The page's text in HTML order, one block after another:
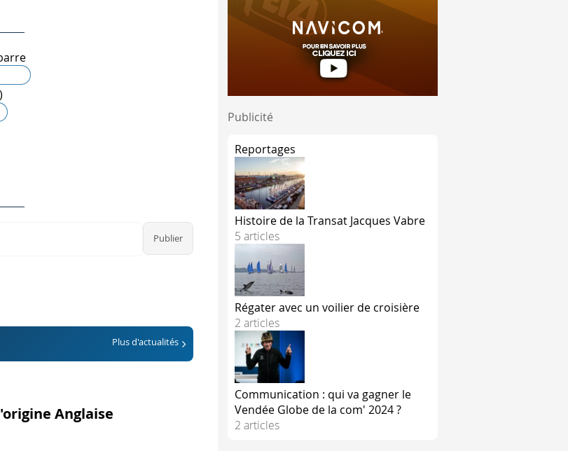
départ à l'aide de pavillons et de signaux sonores, conformément aux "Instructions de Course" (IC),
de départ peut varier. Le plus souvent, c'est un décompte de 5, 6 ou 8 minutes. Cette procédure est
départ, les quatre dernières minutes se déroulent généralement de la même façon. Voyons ensemble la
de la série (classe Figaro par exemple).
course peut hisser le Pavillon Y qui signifie que le port des gilets de flottabilité est OBLIGATOIRE
Z ou Noir + signal sonore court. Le pavillon choisi donne les indications sur les obligations et les
le pavillon Psignifiant qu'il faut être sous la ligne de départ au moment du départ.
qui signifie qu'il faut être sous la ligne et ses prolongements pendant la minute qui précède le départ
l'obligation du pavillon P et ajoute qu'il ne faut pas être dans le triangle formé par les extrémités de la
de ligne", il pourra lancer un départ sous
Plus d'actualités
Anglaise
Publicité
Reportages
Histoire de la Transat Jacques Vabre
5 articles
Régater avec un voilier de croisière
2 articles
Communication : qui va gagner le
Vendée Globe de la com' 2024 ?
2 articles